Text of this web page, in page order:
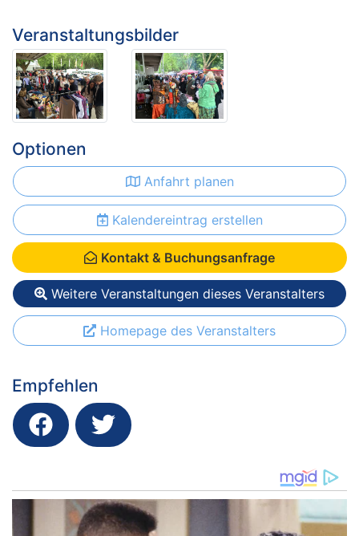
Veranstaltungsbilder
Optionen
Anfahrt planen
Kalendereintrag erstellen
Kontakt & Buchungsanfrage
Weitere Veranstaltungen dieses Veranstalters
Homepage des Veranstalters
Empfehlen